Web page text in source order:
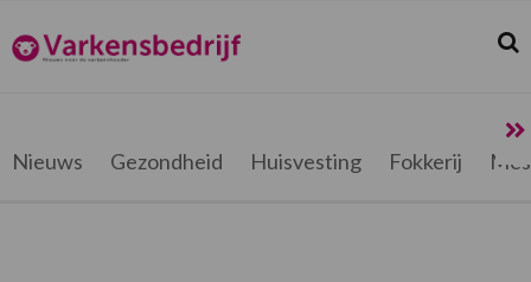
de
hoofdnavigatie
de
hoofd
de
eerste
de
voettekst
Varkensbedrijf.be
Nieuws Gezondheid Huisvesting Fokkerij